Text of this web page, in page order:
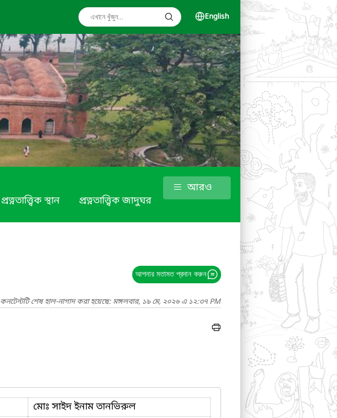
English
প্রত্নতাত্ত্বিক স্থান প্রত্নতাত্ত্বিক জাদুঘর
আরও
আপনার মতামত প্রদান করুন
কনটেন্টটি শেষ হাল-নাগাদ করা হয়েছে: মঙ্গলবার, ১৯ মে, ২০২৬ এ ১২:৩৭ PM
মোঃ সাইদ ইনাম তানভিরুল